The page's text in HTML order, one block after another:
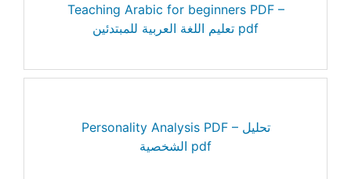
Teaching Arabic for beginners PDF –
تعليم اللغة العربية للمبتدئين pdf
Personality Analysis PDF – تحليل
الشخصية pdf